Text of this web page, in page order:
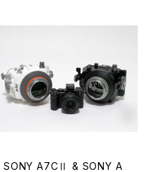
SONY A7CⅡ & SONY A